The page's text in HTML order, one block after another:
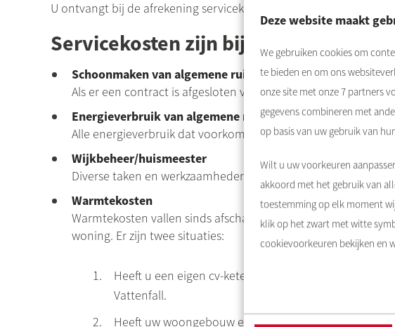
Deze website maakt
We gebruiken cookies om
te bieden en om ons
onze site met onze7 partners
gegevens combineren met
op basis van uw gebruik van
Wilt u uw voorkeuren
akkoord met het gebruik van
toestemming op elk moment
klik op het zwart met witte
cookievoorkeuren bekijken en
U ontvangt bij de afrekening servicekosten ook het nieuwe
Servicekosten zijn bijvoorbeeld:
Schoonmaken van algemene ruimte
Als er een contract is afgesloten voor uw portiek met een
Energieverbruik van algemene ruimtes
Alle energieverbruik dat voorkomt in de algemene ruimtes
Wijkbeheer/huismeester
Diverse taken en werkzaamheden die worden uitgevoerd in
Warmtekosten
Warmtekosten vallen sinds afschaffing van de warmtewet
woning. Er zijn twee situaties:
Heeft u een eigen cv-ketel? Dan betaalt u de kosten
Vattenfall.
Heeft uw woongebouw een collectieve cv-installatie,